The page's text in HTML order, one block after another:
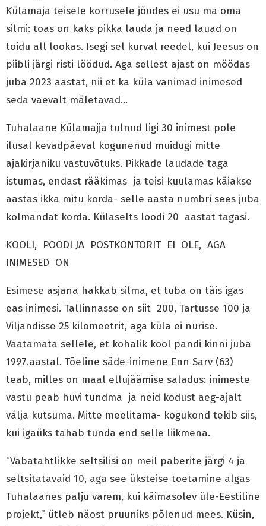
Külamaja teisele korrusele jõudes ei usu ma oma
silmi: toas on kaks pikka lauda ja need lauad on
toidu all lookas. Isegi sel kurval reedel, kui Jeesus on
piibli järgi risti löödud. Aga sellest ajast on möödas
juba 2023 aastat, nii et ka küla vanimad inimesed
seda vaevalt mäletavad…
Tuhalaane Külamajja tulnud ligi 30 inimest pole
ilusal kevadpäeval kogunenud muidugi mitte
ajakirjaniku vastuvõtuks. Pikkade laudade taga
istumas, endast rääkimas ja teisi kuulamas käiakse
aastas ikka mitu korda- selle aasta numbri sees juba
kolmandat korda. Külaselts loodi 20 aastat tagasi.
KOOLI, POODI JA POSTKONTORIT EI OLE, AGA
INIMESED ON
Esimese asjana hakkab silma, et tuba on täis igas
eas inimesi. Tallinnasse on siit 200, Tartusse 100 ja
Viljandisse 25 kilomeetrit, aga küla ei nurise.
Vaatamata sellele, et kohalik kool pandi kinni juba
1997.aastal. Tõeline säde-inimene Enn Sarv (63)
teab, milles on maal ellujäämise saladus: inimeste
vastu peab huvi tundma ja neid kodust aeg-ajalt
välja kutsuma. Mitte meelitama- kogukond tekib siis,
kui igaüks tahab tunda end selle liikmena.
“Vabatahtlikke seltsilisi on meil paberite järgi 4 ja
seltsitatavaid 10, aga see üksteise toetamine algas
Tuhalaanes palju varem, kui käimasolev üle-Eestiline
projekt,” ütleb näost pruuniks põlenud mees. Küsin,